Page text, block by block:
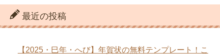
最近の投稿
【2025・巳年・へび】年賀状の無料テンプレート！こ